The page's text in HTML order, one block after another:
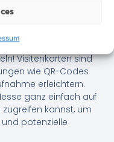
Etwas. Achte
Visitenkarten sind
wie QR-Codes
erleichtern.
ganz einfach auf
kannst, um
potenzielle